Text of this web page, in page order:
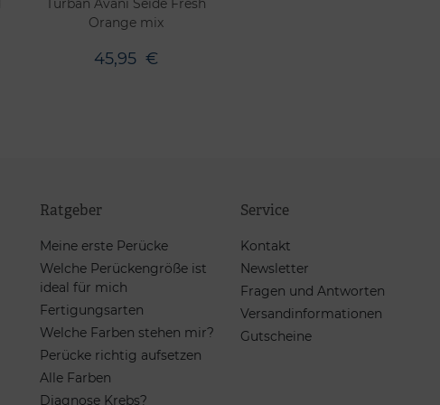
Turban Avani Seide Fresh
Orange mix
45,95 €
Ratgeber
Meine erste Perücke
Welche Perückengröße ist
ideal für mich
Fertigungsarten
Welche Farben stehen mir?
Perücke richtig aufsetzen
Alle Farben
Diagnose Krebs?
Service
Kontakt
Newsletter
Fragen und Antworten
Versandinformationen
Gutscheine